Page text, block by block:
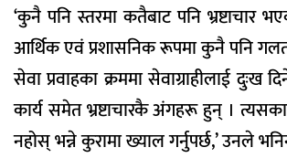
‘कुनै पनि स्तरमा कतैबाट पनि भ्रष्टाचार
आर्थिक एवं प्रशासनिक रूपमा कुनै पनि
सेवा प्रवाहका क्रममा सेवाग्राहीलाई दुःख
कार्य समेत भ्रष्टाचारकै अंगहरू हुन् ।
नहोस् भन्ने कुरामा ख्याल गर्नुपर्छ,’ उनले